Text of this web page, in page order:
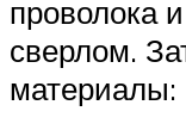
проволока
сверлом.
материалы: